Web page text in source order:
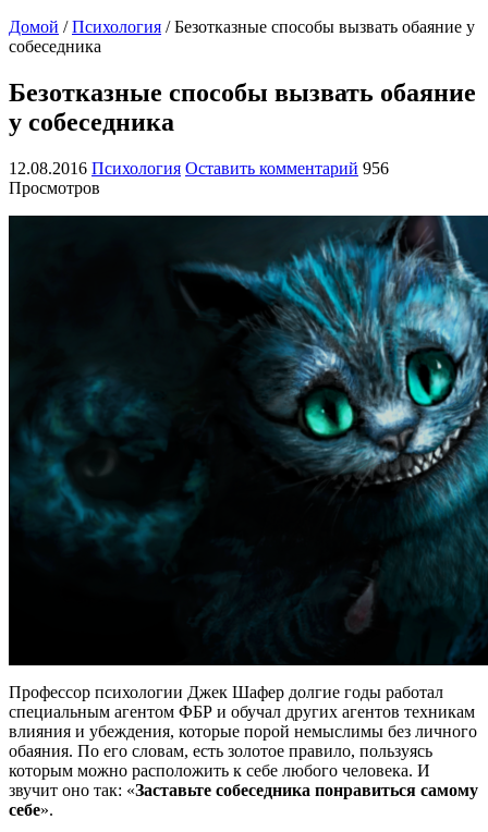
Домой / Психология / Безотказные способы вызвать обаяние у
собеседника
Безотказные способы вызвать обаяние
у собеседника
12.08.2016 Психология Оставить комментарий 956
Просмотров
Профессор психологии Джек Шафер долгие годы работал
специальным агентом ФБР и обучал других агентов техникам
влияния и убеждения, которые порой немыслимы без личного
обаяния. По его словам, есть золотое правило, пользуясь
которым можно расположить к себе любого человека. И
звучит оно так: «Заставьте собеседника понравиться самому
себе».